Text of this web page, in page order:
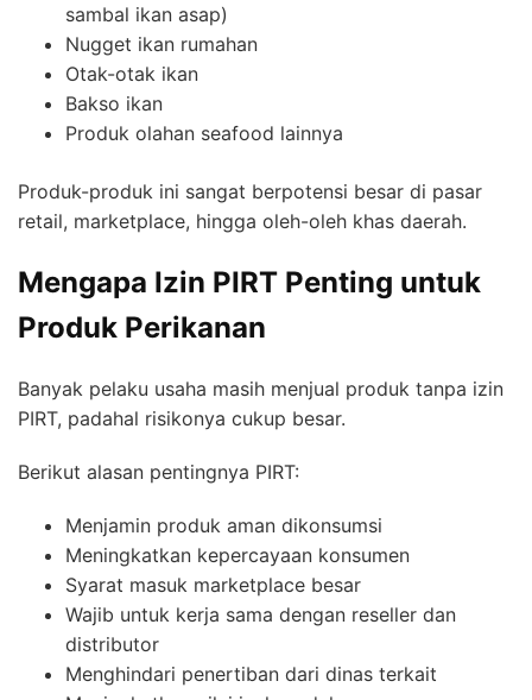
sambal ikan asap)
Nugget ikan rumahan
Otak-otak ikan
Bakso ikan
Produk olahan seafood lainnya
Produk-produk ini sangat berpotensi besar di pasar
retail, marketplace, hingga oleh-oleh khas daerah.
Mengapa Izin PIRT Penting untuk
Produk Perikanan
Banyak pelaku usaha masih menjual produk tanpa izin
PIRT, padahal risikonya cukup besar.
Berikut alasan pentingnya PIRT:
Menjamin produk aman dikonsumsi
Meningkatkan kepercayaan konsumen
Syarat masuk marketplace besar
Wajib untuk kerja sama dengan reseller dan
distributor
Menghindari penertiban dari dinas terkait